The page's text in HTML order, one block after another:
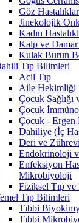
Göz
Jinekolojik
Kadın
Kalp ve
Kulak Burun
Tıp Bilimleri
Acil Tıp
Aile Hekimliği
Çocuk Sağlığı
Çocuk
Çocuk - Ergen
Dahiliye (İç
Deri ve
Endokrinoloji
Enfeksiyon
Mikrobiyoloji
Fiziksel Tıp
Tıp Bilimleri
Tıbbi
Tıbbi